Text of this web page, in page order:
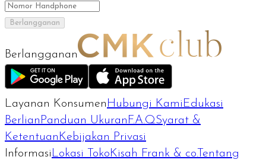
Berlangganan
Berlangganan
Layanan Konsumen Hubungi Kami Edukasi
Berlian Panduan Ukuran F.A.QSyarat &
Ketentuan Kebijakan Privasi
Informasi Lokasi Toko Kisah Frank & co.Tentang